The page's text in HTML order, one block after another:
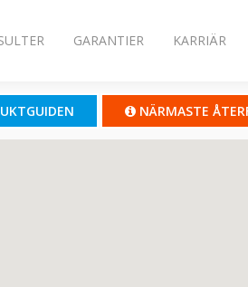
GARANTIER KARRIÄR
NÄRMASTE